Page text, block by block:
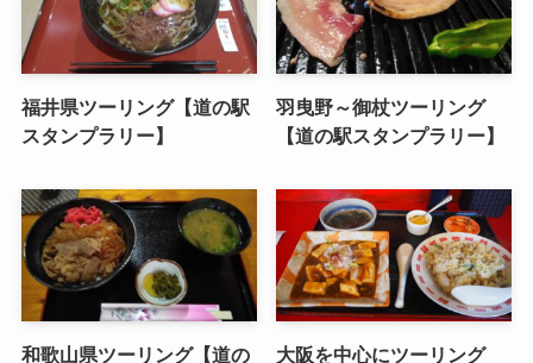
福井県ツーリング【道の駅
スタンプラリー】
羽曳野～御杖ツーリング
【道の駅スタンプラリー】
和歌山県ツーリング【道の 大阪を中心にツーリング